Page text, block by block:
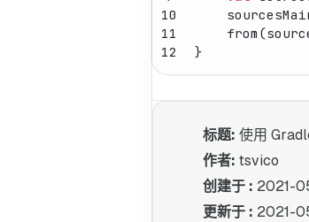
10
11
12
}
标题: 使用
作者: tsvico
创建于 : 2021-
更新于 : 2021-